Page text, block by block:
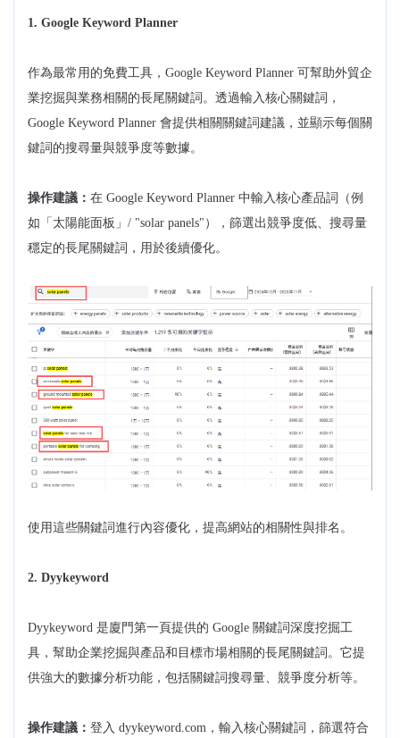
1. Google Keyword Planner
作為最常用的免費工具，Google Keyword Planner 可幫助外貿企
業挖掘與業務相關的長尾關鍵詞。透過輸入核心關鍵詞，
Google Keyword Planner 會提供相關關鍵詞建議，並顯示每個關
鍵詞的搜尋量與競爭度等數據。
操作建議： 在 Google Keyword Planner 中輸入核心產品詞（例
如「太陽能面板」/ "solar panels"），篩選出競爭度低、搜尋量
穩定的長尾關鍵詞，用於後續優化。
使用這些關鍵詞進行內容優化，提高網站的相關性與排名。
2. Dyykeyword
Dyykeyword 是廈門第一頁提供的 Google 關鍵詞深度挖掘工
具，幫助企業挖掘與產品和目標市場相關的長尾關鍵詞。它提
供強大的數據分析功能，包括關鍵詞搜尋量、競爭度分析等。
操作建議： 登入 dyykeyword.com，輸入核心關鍵詞，篩選符合